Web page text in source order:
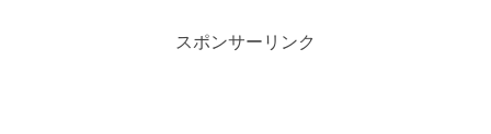
スポンサーリンク